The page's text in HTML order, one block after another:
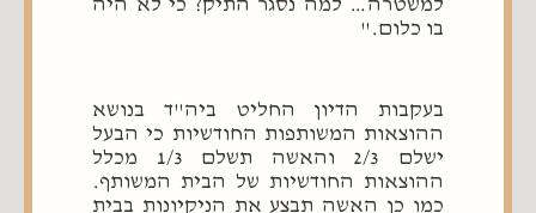
בו כלום."
בעקבות הדיון החליט ביה"ד בנושא
ההוצאות המשותפות החודשיות כי הבעל
ישלם 2/3 והאשה תשלם 1/3 מכלל
ההוצאות החודשיות של הבית המשותף.
כמו כן האשה תבצע את הניקיונות בבית